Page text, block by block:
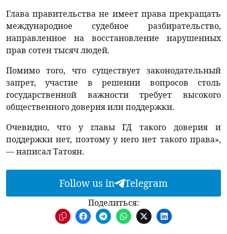
Глава правительства не имеет права прекращать
международное судебное разбирательство,
направленное на восстановление нарушенных
прав сотен тысяч людей.
Помимо того, что существует законодательный
запрет, участие в решении вопросов столь
государственной важности требует высокого
общественного доверия или поддержки.
Очевидно, что у главы ГД такого доверия и
поддержки нет, поэтому у него нет такого права»,
— написал Татоян.
Follow us in Telegram
Поделиться: